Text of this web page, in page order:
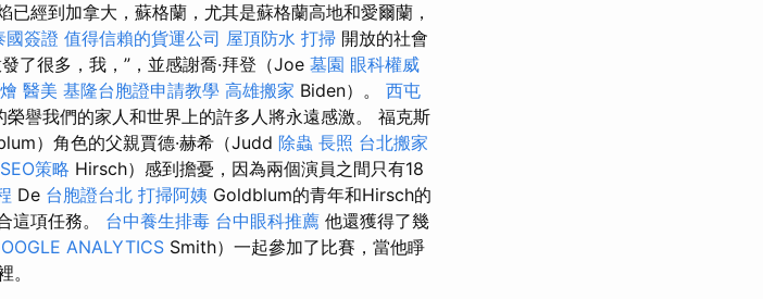
經到加拿大，蘇格蘭，尤其是蘇格蘭高地和愛爾蘭，
國簽證 值得信賴的貨運公司 屋頂防水 打掃 開放的社會
了很多，我，”，並感謝喬·拜登（Joe 墓園 眼科權威
醫美 基隆台胞證申請教學 高雄搬家 Biden）。 西屯
譽我們的家人和世界上的許多人將永遠感激。 福克斯
）角色的父親賈德·赫希（Judd 除蟲 長照 台北搬家
策略 Hirsch）感到擔憂，因為兩個演員之間只有18
De 台胞證台北 打掃阿姨 Goldblum的青年和Hirsch的
這項任務。 台中養生排毒 台中眼科推薦 他還獲得了幾
ANALYTICS Smith）一起參加了比賽，當他睜
。